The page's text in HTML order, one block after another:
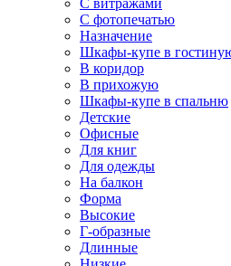
С витражами
С фотопечатью
Назначение
Шкафы-купе в
В коридор
В прихожую
Шкафы-купе в спальню
Детские
Офисные
Для книг
Для одежды
На балкон
Форма
Высокие
Г-образные
Длинные